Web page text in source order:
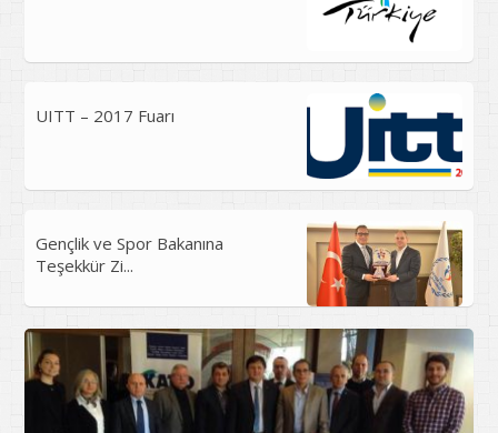
UITT – 2017 Fuarı
Gençlik ve Spor Bakanına
Teşekkür Zi...